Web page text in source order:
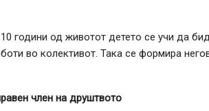
години од животот детето се учи да
во колективот. Така се формира
член на друштвото